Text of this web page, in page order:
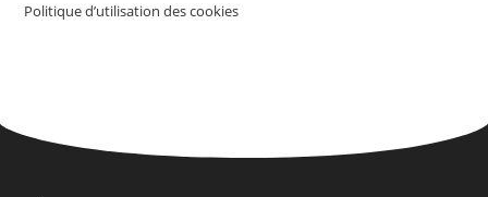
Politique d’utilisation des cookies